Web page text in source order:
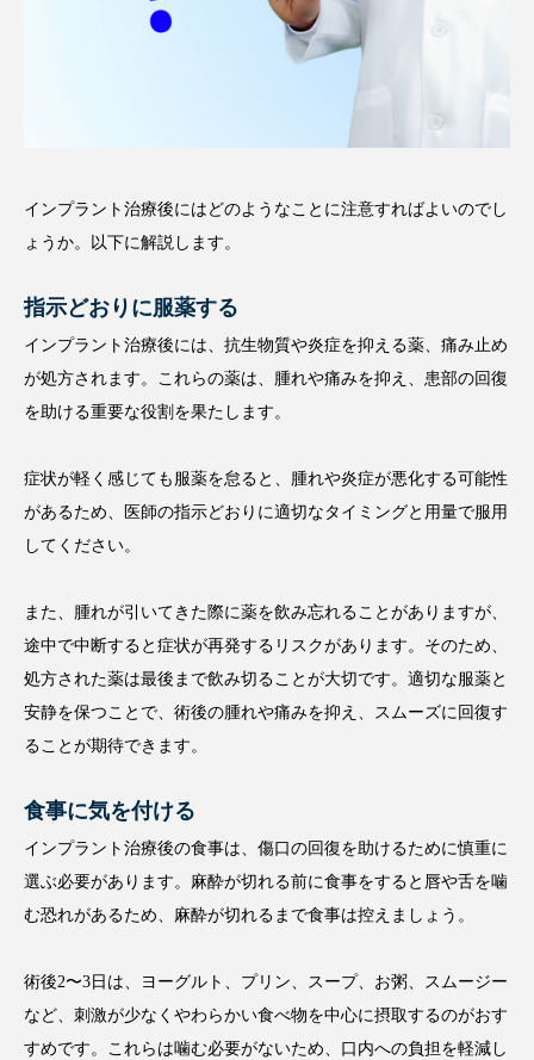
インプラント治療後にはどのようなことに注意すればよいのでし
ょうか。以下に解説します。
指示どおりに服薬する
インプラント治療後には、抗生物質や炎症を抑える薬、痛み止め
が処方されます。これらの薬は、腫れや痛みを抑え、患部の回復
を助ける重要な役割を果たします。
症状が軽く感じても服薬を怠ると、腫れや炎症が悪化する可能性
があるため、医師の指示どおりに適切なタイミングと用量で服用
してください。
また、腫れが引いてきた際に薬を飲み忘れることがありますが、
途中で中断すると症状が再発するリスクがあります。そのため、
処方された薬は最後まで飲み切ることが大切です。適切な服薬と
安静を保つことで、術後の腫れや痛みを抑え、スムーズに回復す
ることが期待できます。
食事に気を付ける
インプラント治療後の食事は、傷口の回復を助けるために慎重に
選ぶ必要があります。麻酔が切れる前に食事をすると唇や舌を噛
む恐れがあるため、麻酔が切れるまで食事は控えましょう。
術後2〜3日は、ヨーグルト、プリン、スープ、お粥、スムージー
など、刺激が少なくやわらかい食べ物を中心に摂取するのがおす
すめです。これらは噛む必要がないため、口内への負担を軽減し